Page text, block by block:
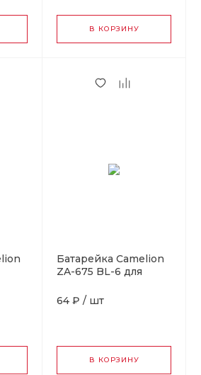
В КОРЗИНУ
Батарейка Camelion
ZA-675 BL-6 для
(6/60/3000)
64 ₽ / шт
В КОРЗИНУ